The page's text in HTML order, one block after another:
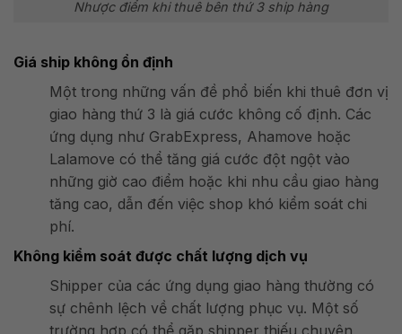
Nhược điểm khi thuê bên thứ 3 ship hàng
Giá ship không ổn định
Một trong những vấn đề phổ biến khi thuê đơn vị
giao hàng thứ 3 là giá cước không cố định. Các
ứng dụng như GrabExpress, Ahamove hoặc
Lalamove có thể tăng giá cước đột ngột vào
những giờ cao điểm hoặc khi nhu cầu giao hàng
tăng cao, dẫn đến việc shop khó kiểm soát chi
phí​.
Không kiểm soát được chất lượng dịch vụ
Shipper của các ứng dụng giao hàng thường có
sự chênh lệch về chất lượng phục vụ. Một số
trường hợp có thể gặp shipper thiếu chuyên